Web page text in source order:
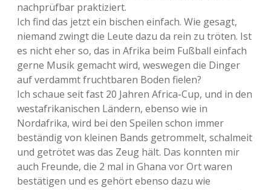
nachprüfbar praktiziert.
Ich find das jetzt ein bischen einfach. Wie gesagt,
niemand zwingt die Leute dazu da rein zu tröten. Ist
es nicht eher so, das in Afrika beim Fußball einfach
gerne Musik gemacht wird, weswegen die Dinger
auf verdammt fruchtbaren Boden fielen?
Ich schaue seit fast 20 Jahren Africa-Cup, und in den
westafrikanischen Ländern, ebenso wie in
Nordafrika, wird bei den Speilen schon immer
beständig von kleinen Bands getrommelt, schalmeit
und getrötet was das Zeug hält. Das konnten mir
auch Freunde, die 2 mal in Ghana vor Ort waren
bestätigen und es gehört ebenso dazu wie